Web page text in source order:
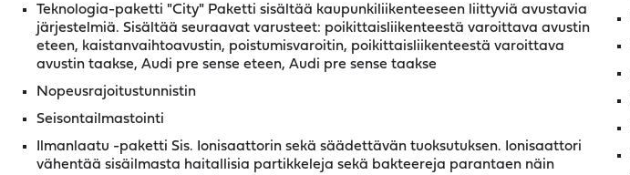
Teknologia-paketti "City" Paketti sisältää kaupunkiliikenteeseen liittyviä avustavia
järjestelmiä. Sisältää seuraavat varusteet: poikittaisliikenteestä varoittava avustin
eteen, kaistanvaihtoavustin, poistumisvaroitin, poikittaisliikenteestä varoittava
avustin taakse, Audi pre sense eteen, Audi pre sense taakse
Nopeusrajoitustunnistin
Seisontailmastointi
Ilmanlaatu -paketti Sis. Ionisaattorin sekä säädettävän tuoksutuksen. Ionisaattori
vähentää sisäilmasta haitallisia partikkeleja sekä bakteereja parantaen näin